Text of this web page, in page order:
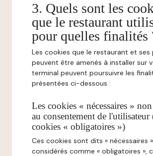
3. Quels sont les
que le restaurant
pour quelles finalités
Les cookies que le restaurant et ses
peuvent être amenés à installer sur
terminal peuvent poursuivre les
présentées ci-dessous :
Les cookies « nécessaires »
au consentement de l'utilisateur
cookies « obligatoires »)
Ces cookies sont dits « nécessaires
considérés comme « obligatoires »,